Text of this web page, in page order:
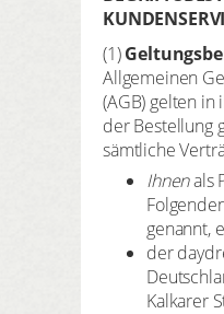
HIER
(1)
Allgemeinen
(AGB) gelten
der Bestellung
sämtliche
Ihnenals
genannt,
der
Kalkarer